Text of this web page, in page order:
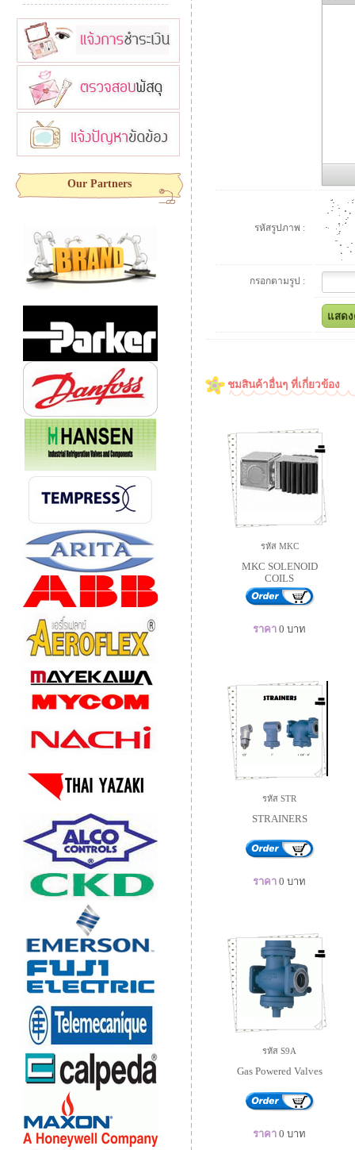
Our Partners
รหัสรูปภาพ :
กรอกตามรูป :
ชมสินค้าอื่นๆ ที่เกี่ยวข้อง
รหัส MKC
MKC SOLENOID
COILS
ราคา 0 บาท
รหัส STR
STRAINERS
ราคา 0 บาท
รหัส S9A
Gas Powered Valves
ราคา 0 บาท